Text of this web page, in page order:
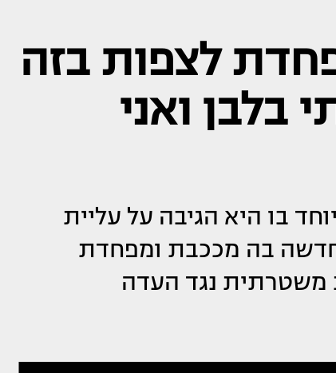
לצפות בזה
בלבן ואני
בו היא הגיבה על עליית
בה מככבת ומפחדת
משטרתית נגד העדה